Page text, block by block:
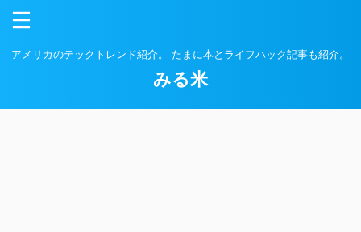
アメリカのテックトレンド紹介。 たまに本とライフハック記事も紹介。
みる米